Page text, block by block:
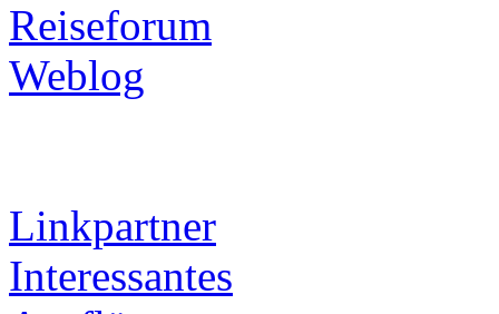
Reiseforum
Weblog
Linkpartner
Interessantes